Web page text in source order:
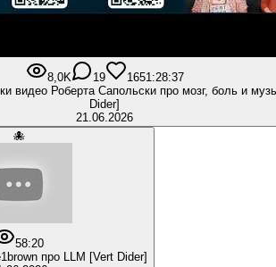
8,0K 19 1651:28:37
видео Роберта Сапольски про мозг, боль и
Dider]
21.06.2026
🐙
58:20
про LLM [Vert Dider]